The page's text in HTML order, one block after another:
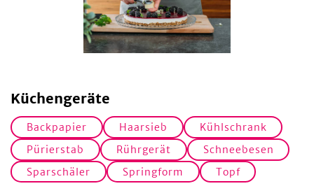
Küchengeräte
Backpapier Haarsieb
Kühlschrank
Pürierstab
Rührgerät
Schneebesen
Sparschäler
Springform Topf